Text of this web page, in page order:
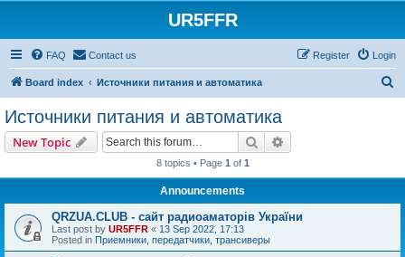
UR5FFR
FAQ Contact us Login
Register
Board index Источники питания и автоматика
Источники питания и автоматика
New Topic Search
8 topics • Page 1 of 1
Announcements
QRZUA.CLUB - сайт радиоаматорів України
Last post by UR5FFR « 13 Sep 2022, 17:13
Posted in Приемники, передатчики, трансиверы